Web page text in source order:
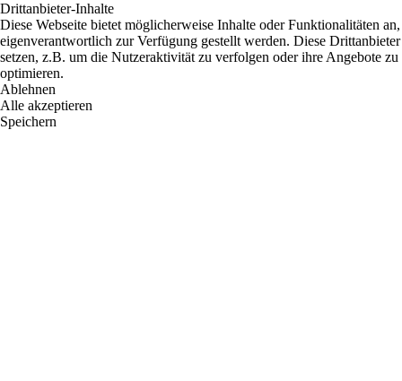
Drittanbieter-Inhalte
Diese Webseite bietet möglicherweise Inhalte oder Funktionalitäten
eigenverantwortlich zur Verfügung gestellt werden. Diese
setzen, z.B. um die Nutzeraktivität zu verfolgen oder ihre Angebote zu
optimieren.
Ablehnen
Alle akzeptieren
Speichern